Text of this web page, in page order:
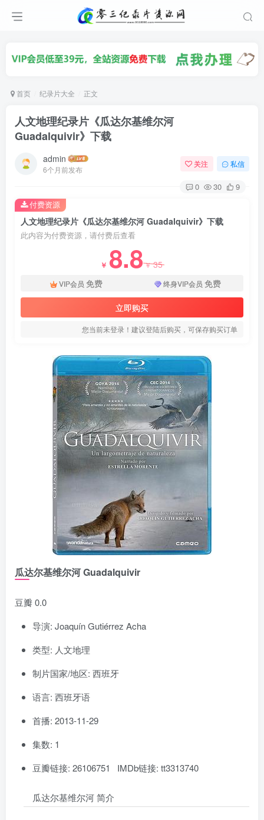
首页 纪录片大全 正文
人文地理纪录片《瓜达尔基维尔河
Guadalquivir》下载
admin
6个月前发布
关注 私信
0 30 9
人文地理纪录片《瓜达尔基维尔河 Guadalquivir》下载
此内容为付费资源，请付费后查看
￥ 8.8￥35
VIP会员 免费 终身VIP会员 免费
立即购买
您当前未登录！建议登陆后购买，可保存购买订单
付费资源
瓜达尔基维尔河 Guadalquivir
豆瓣 0.0
导演: Joaquín Gutiérrez Acha
类型: 人文地理
制片国家/地区: 西班牙
语言: 西班牙语
首播: 2013-11-29
集数: 1
豆瓣链接: 26106751 IMDb链接: tt3313740
瓜达尔基维尔河 简介